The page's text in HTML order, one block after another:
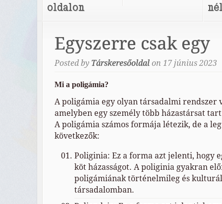
oldalon
Egyszerre csak egy
Posted by Társkeresőoldal on 17 június 2023
Mi a poligámia?
A poligámia egy olyan társadalmi rendszer
amelyben egy személy több házastársat
A poligámia számos formája létezik, de a
következők:
Poliginia: Ez a forma azt jelenti, hogy
köt házasságot. A poliginia gyakran
poligámiának történelmileg és
társadalomban.